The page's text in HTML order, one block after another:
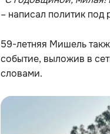
– написал политик
59-летняя Мишель
событие, выложив в
словами.